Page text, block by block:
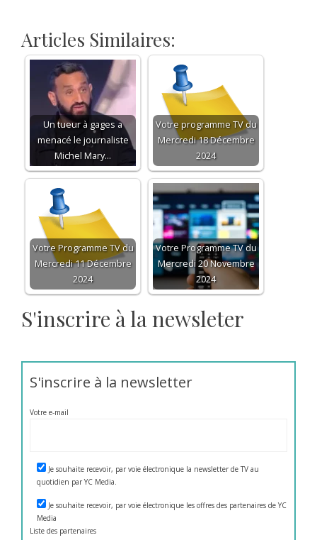
Articles Similaires:
Un tueur à gages a
menacé le journaliste
Michel Mary…
Votre programme TV du
Mercredi 18 Décembre
2024
Votre Programme TV du
Mercredi 11 Décembre
2024
Votre Programme TV du
Mercredi 20 Novembre
2024
S'inscrire à la newsleter
S'inscrire à la newsletter
Votre e-mail
Je souhaite recevoir, par voie électronique la newsletter de TV au
quotidien par YC Media.
Je souhaite recevoir, par voie électronique les offres des partenaires de YC
Media
Liste des partenaires